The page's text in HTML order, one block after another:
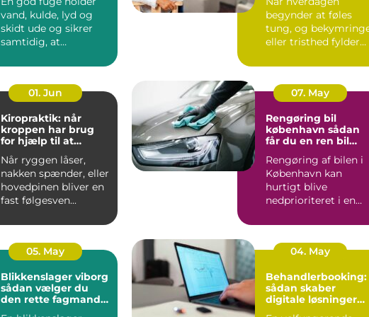
vand, kulde, lyd og
skidt ude og sikrer
samtidig, at
bevæge sig ud...
begynder at føles
tung, og
eller tristhed fylder
kan en p...
01. Jun
Kiropraktik: når
kroppen har brug
for hjælp til at
Når ryggen låser,
nakken spænder, eller
hovedpinen bliver en
fast følgesven...
07. May
Rengøring bil
københavn sådan
får du en ren bil
Rengøring af bilen i
København kan
hurtigt blive
nedprioriteret i en
arbejde, børn...
05. May
Blikkenslager viborg
sådan vælger du
den rette fagmand
04. May
Behandlerbooking:
sådan skaber
digitale løsninger